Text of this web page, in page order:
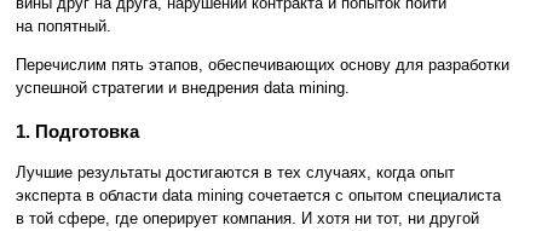
на попятный.
Перечислим пять этапов, обеспечивающих основу для разработки
успешной стратегии и внедрения data mining.
1. Подготовка
Лучшие результаты достигаются в тех случаях, когда опыт
эксперта в области data mining сочетается с опытом специалиста
в той сфере, где оперирует компания. И хотя ни тот, ни другой